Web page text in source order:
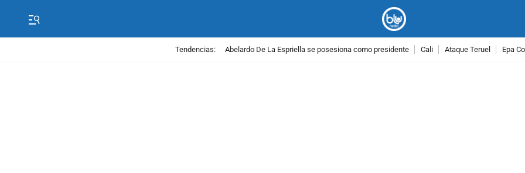
Tendencias: Abelardo De La Espriella se posesiona como presidente Cali Ataque Teruel Epa